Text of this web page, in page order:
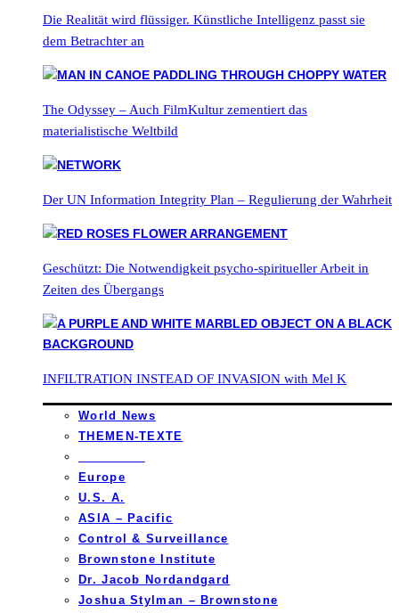
Die Realität wird flüssiger. Künstliche Intelligenz passt sie
dem Betrachter an
The Odyssey – Auch FilmKultur zementiert das
materialistische Weltbild
Der UN Information Integrity Plan – Regulierung der Wahrheit
Geschützt: Die Notwendigkeit psycho-spiritueller Arbeit in
Zeiten des Übergangs
INFILTRATION INSTEAD OF INVASION with Mel K
World News
THEMEN-TEXTE
Europe
U.S. A.
ASIA – Pacific
Control & Surveillance
Brownstone Institute
Dr. Jacob Nordandgard
Joshua Stylman – Brownstone